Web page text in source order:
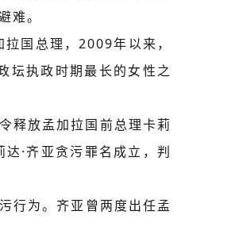
难。
国总理，2009年以来，
坛执政时期最长的女性之
释放孟加拉国前总理卡莉
·齐亚贪污罪名成立，判
行为。齐亚曾两度出任孟